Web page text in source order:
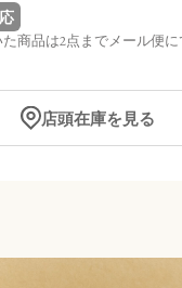
商品は2点までメール便
店頭在庫を見る